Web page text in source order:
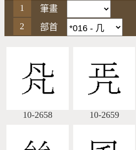
符號索引
筆畫
部首
10-2658 10-2659